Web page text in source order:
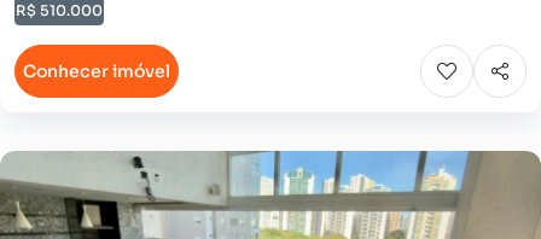
R$ 510.000
Conhecer imóvel